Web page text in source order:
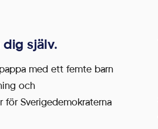
själv.
med ett femte barn
och
för Sverigedemokraterna